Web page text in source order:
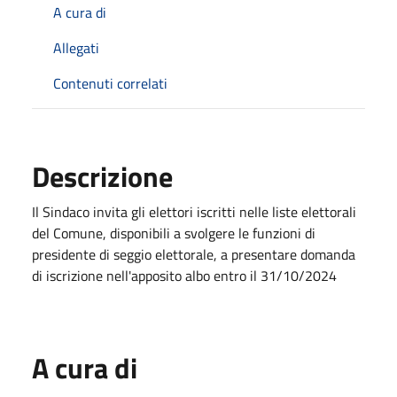
A cura di
Allegati
Contenuti correlati
Descrizione
Il Sindaco invita gli elettori iscritti nelle liste elettorali
del Comune, disponibili a svolgere le funzioni di
presidente di seggio elettorale, a presentare domanda
di iscrizione nell'apposito albo entro il 31/10/2024
A cura di